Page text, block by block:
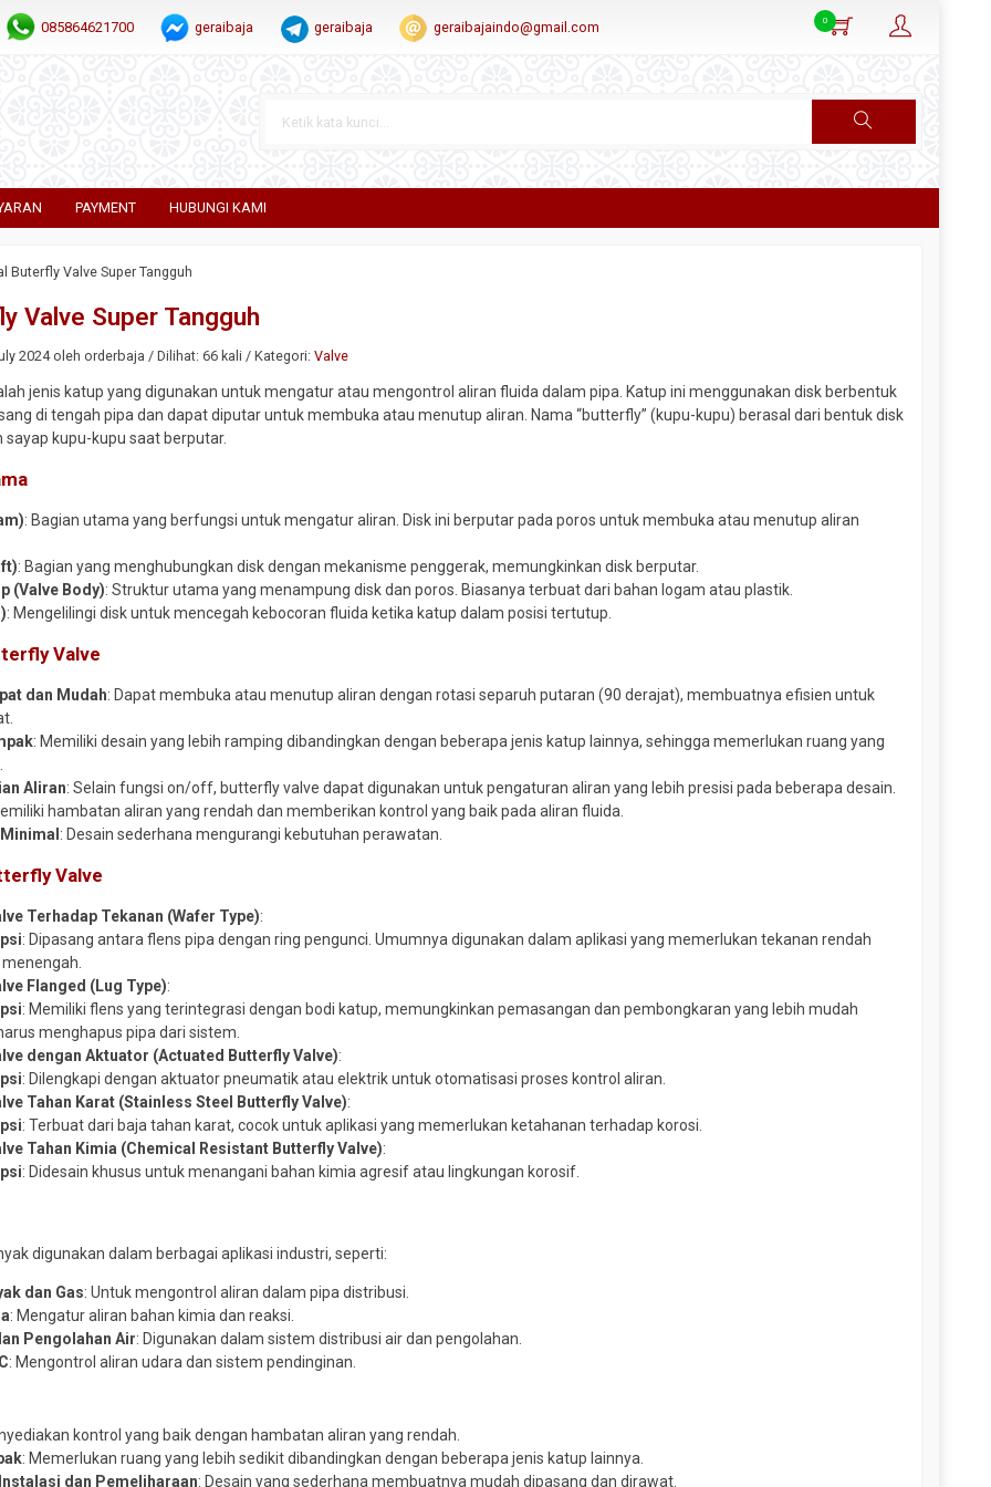
085864621700 geraibaja geraibaja geraibajaindo@gmail.com 0
PAYMENT HUBUNGI KAMI
Buterfly Valve Super Tangguh
Valve Super Tangguh
2024 oleh orderbaja / Dilihat: 66 kali / Kategori:Valve
jenis katup yang digunakan untuk mengatur atau mengontrol aliran fluida dalam pipa. Katup ini menggunakan disk berbentuk
di tengah pipa dan dapat diputar untuk membuka atau menutup aliran. Nama “butterfly” (kupu-kupu) berasal dari bentuk disk
sayap kupu-kupu saat berputar.
: Bagian utama yang berfungsi untuk mengatur aliran. Disk ini berputar pada poros untuk membuka atau menutup aliran
: Bagian yang menghubungkan disk dengan mekanisme penggerak, memungkinkan disk berputar.
(Valve Body): Struktur utama yang menampung disk dan poros. Biasanya terbuat dari bahan logam atau plastik.
: Mengelilingi disk untuk mencegah kebocoran fluida ketika katup dalam posisi tertutup.
Valve
dan Mudah: Dapat membuka atau menutup aliran dengan rotasi separuh putaran (90 derajat), membuatnya efisien untuk
: Memiliki desain yang lebih ramping dibandingkan dengan beberapa jenis katup lainnya, sehingga memerlukan ruang yang
Aliran: Selain fungsi on/off, butterfly valve dapat digunakan untuk pengaturan aliran yang lebih presisi pada beberapa desain.
hambatan aliran yang rendah dan memberikan kontrol yang baik pada aliran fluida.
: Desain sederhana mengurangi kebutuhan perawatan.
Valve
Terhadap Tekanan (Wafer Type):
: Dipasang antara flens pipa dengan ring pengunci. Umumnya digunakan dalam aplikasi yang memerlukan tekanan rendah
Flanged (Lug Type):
: Memiliki flens yang terintegrasi dengan bodi katup, memungkinkan pemasangan dan pembongkaran yang lebih mudah
menghapus pipa dari sistem.
dengan Aktuator (Actuated Butterfly Valve):
: Dilengkapi dengan aktuator pneumatik atau elektrik untuk otomatisasi proses kontrol aliran.
Tahan Karat (Stainless Steel Butterfly Valve):
: Terbuat dari baja tahan karat, cocok untuk aplikasi yang memerlukan ketahanan terhadap korosi.
Tahan Kimia (Chemical Resistant Butterfly Valve):
: Didesain khusus untuk menangani bahan kimia agresif atau lingkungan korosif.
digunakan dalam berbagai aplikasi industri, seperti:
dan Gas: Untuk mengontrol aliran dalam pipa distribusi.
: Mengatur aliran bahan kimia dan reaksi.
Pengolahan Air: Digunakan dalam sistem distribusi air dan pengolahan.
: Mengontrol aliran udara dan sistem pendinginan.
kontrol yang baik dengan hambatan aliran yang rendah.
: Memerlukan ruang yang lebih sedikit dibandingkan dengan beberapa jenis katup lainnya.
dan Pemeliharaan: Desain yang sederhana membuatnya mudah dipasang dan dirawat.